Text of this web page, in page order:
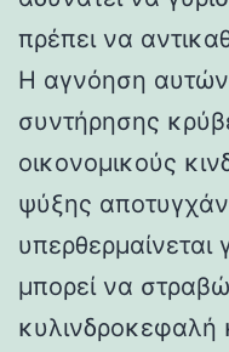
πρέπει να
Η αγνόηση
συντήρησης
οικονομικούς
ψύξης
μπορεί να
κυλινδροκεφαλή